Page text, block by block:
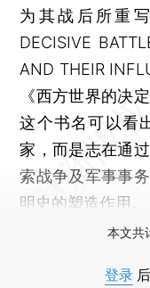
为其战后所重
DECISIVE
AND THEIR
《西方世界的决
这个书名可以看
家，而是志在通
索战争及军事事
明史的塑造作用。
本文共
登录